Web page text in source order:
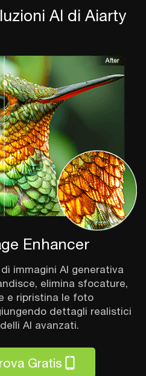
AI di Aiarty
Enhancer
immagini AI generativa
elimina sfocature,
e ripristina le foto
dettagli realistici
AI avanzati.
Gratis